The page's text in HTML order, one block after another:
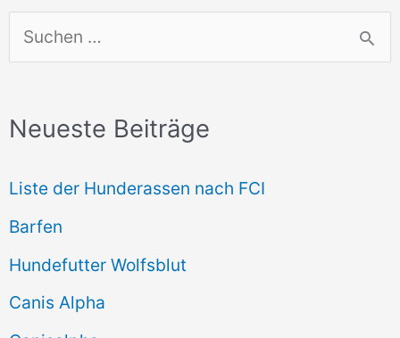
u
h
n
n
a
c
h
Neueste Beiträge
Liste der Hunderassen nach FCI
Barfen
Hundefutter Wolfsblut
Canis Alpha